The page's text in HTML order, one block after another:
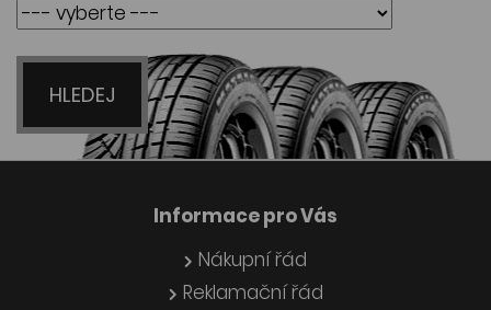
HLEDEJ
Informace pro Vás
Nákupní řád
Reklamační řád